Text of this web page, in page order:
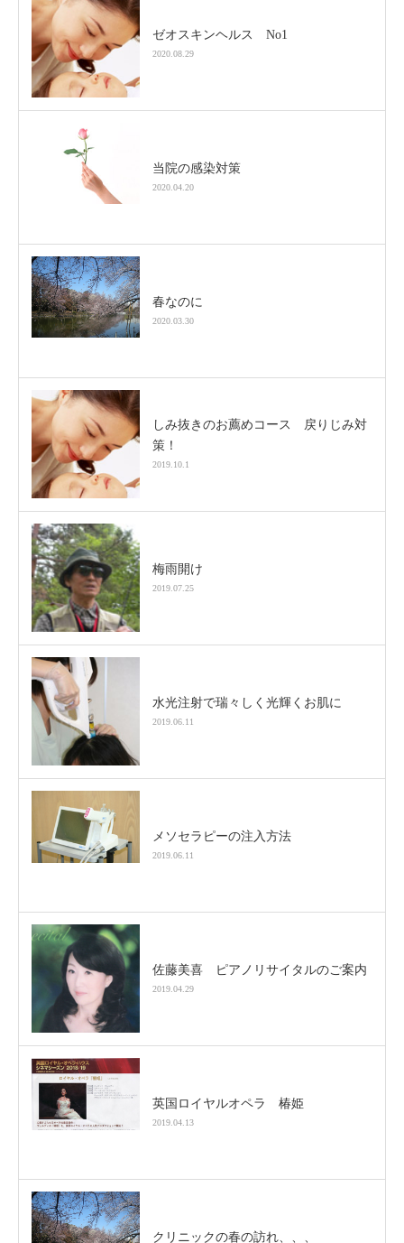
ゼオスキンヘルス No1
2020.08.29
当院の感染対策
2020.04.20
春なのに
2020.03.30
しみ抜きのお薦めコース 戻りじみ対
策！
2019.10.1
梅雨開け
2019.07.25
水光注射で瑞々しく光輝くお肌に
2019.06.11
メソセラピーの注入方法
2019.06.11
佐藤美喜 ピアノリサイタルのご案内
2019.04.29
英国ロイヤルオペラ 椿姫
2019.04.13
クリニックの春の訪れ、、、